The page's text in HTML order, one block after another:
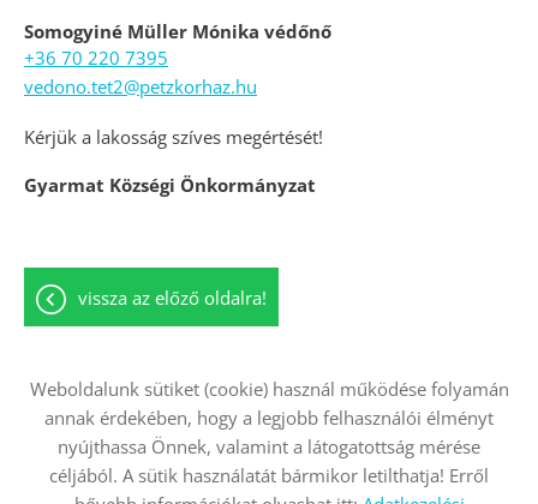
Somogyiné Müller Mónika védőnő
+36 70 220 7395
vedono.tet2@petzkorhaz.hu
Kérjük a lakosság szíves megértését!
Gyarmat Községi Önkormányzat
vissza az előző oldalra!
Oldal információk
Adatkezelési tájékoztató
Impresszum
Sütik kezelése
Weboldalunk sütiket (cookie) használ működése folyamán
annak érdekében, hogy a legjobb felhasználói élményt
nyújthassa Önnek, valamint a látogatottság mérése
céljából. A sütik használatát bármikor letilthatja! Erről